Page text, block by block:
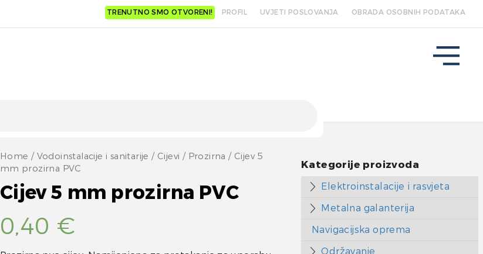
TRENUTNO SMO OTVORENI! PROFIL UVJETI POSLOVANJA OBRADA OSOBNIH PODATAKA
Home / Vodoinstalacije i sanitarije / Cijevi / Prozirna / Cijev 5
mm prozirna PVC
Cijev 5 mm prozirna PVC
0,40 €
Kategorije proizvoda
Elektroinstalacije i rasvjeta
Metalna galanterija
Navigacijska oprema
Održavanje